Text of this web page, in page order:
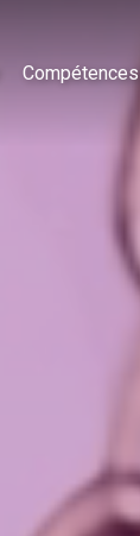
Compétences